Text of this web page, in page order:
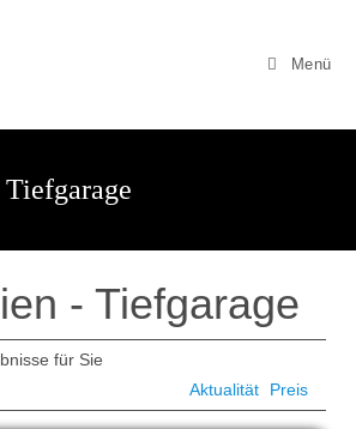
Menü
- Tiefgarage
für Sie
Aktualität
Preis